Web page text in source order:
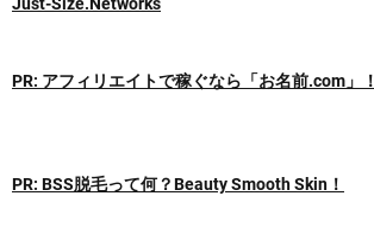
PR: アフィリエイトで稼ぐなら「お名前.com」！
PR: BSS脱毛って何？Beauty Smooth Skin！